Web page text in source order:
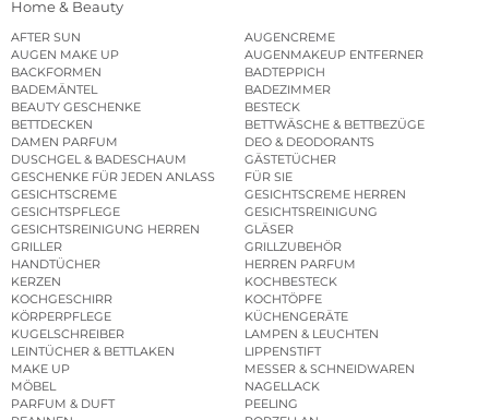
Home & Beauty
AFTER SUN
AUGENCREME
AUGEN MAKE UP
AUGENMAKEUP ENTFERNER
BACKFORMEN
BADTEPPICH
BADEMÄNTEL
BADEZIMMER
BEAUTY GESCHENKE
BESTECK
BETTDECKEN
BETTWÄSCHE & BETTBEZÜGE
DAMEN PARFUM
DEO & DEODORANTS
DUSCHGEL & BADESCHAUM
GÄSTETÜCHER
GESCHENKE FÜR JEDEN ANLASS
FÜR SIE
GESICHTSCREME
GESICHTSCREME HERREN
GESICHTSPFLEGE
GESICHTSREINIGUNG
GESICHTSREINIGUNG HERREN
GLÄSER
GRILLER
GRILLZUBEHÖR
HANDTÜCHER
HERREN PARFUM
KERZEN
KOCHBESTECK
KOCHGESCHIRR
KOCHTÖPFE
KÖRPERPFLEGE
KÜCHENGERÄTE
KUGELSCHREIBER
LAMPEN & LEUCHTEN
LEINTÜCHER & BETTLAKEN
LIPPENSTIFT
MAKE UP
MESSER & SCHNEIDWAREN
MÖBEL
NAGELLACK
PARFUM & DUFT
PEELING